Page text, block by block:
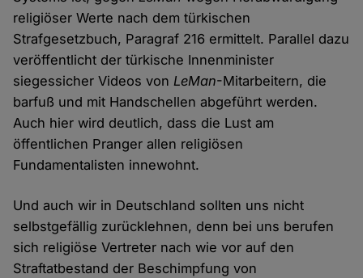
religiöser Werte nach dem türkischen
Strafgesetzbuch, Paragraf 216 ermittelt. Parallel dazu
veröffentlicht der türkische Innenminister
siegessicher Videos vonLeMan-Mitarbeitern, die
barfuß und mit Handschellen abgeführt werden.
Auch hier wird deutlich, dass die Lust am
öffentlichen Pranger allen religiösen
Fundamentalisten innewohnt.
Und auch wir in Deutschland sollten uns nicht
selbstgefällig zurücklehnen, denn bei uns berufen
sich religiöse Vertreter nach wie vor auf den
Straftatbestand der Beschimpfung von